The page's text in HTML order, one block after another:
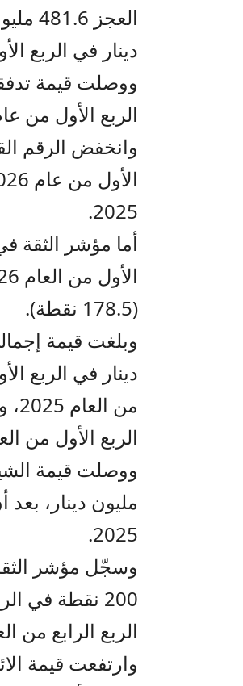
دينار في الربع
الربع الأول من عام 2026، وهي أقل مستوى منذ الربع الرابع
2025.
(178.5 نقطة).
الربع الأول من العام 2026 إلى 2.0 نقطة
2025.
الربع الرابع من العام